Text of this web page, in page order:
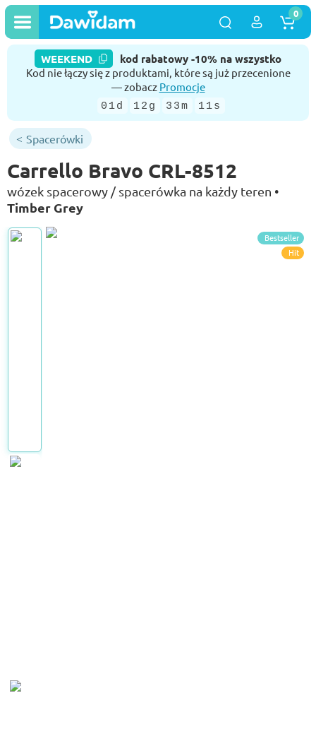
WEEKEND kod rabatowy -10% na wszystko
Kod nie łączy się z produktami, które są już przecenione
— zobacz Promocje
01d 12g 33m 10s
0
Spacerówki
Carrello Bravo CRL-8512
wózek spacerowy / spacerówka na każdy teren •
Timber Grey
Bestseller
Hit